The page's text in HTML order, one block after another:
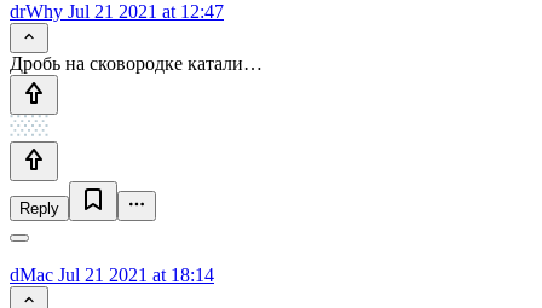
drWhy Jul 21 2021 at 12:47
Дробь на сковородке катали…
Reply
dMac Jul 21 2021 at 18:14